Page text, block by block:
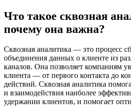
Что такое сквозная
почему она важна?
Сквозная аналитика — это процесс
объединения данных о клиенте из
каналов. Она позволяет компаниям
клиента — от первого контакта до
действий. Сквозная аналитика
и взаимодействия наиболее
удержании клиентов, и помогает